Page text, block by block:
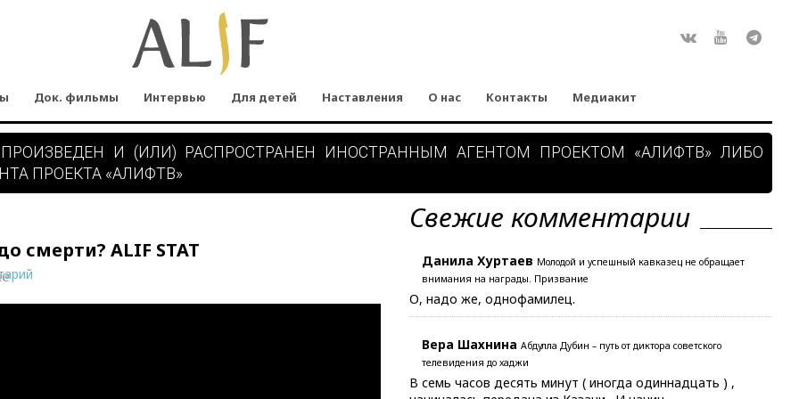
Док. фильмы Интервью Для детей Наставления О нас Контакты Медиакит
И (ИЛИ) РАСПРОСТРАНЕН ИНОСТРАННЫМ АГЕНТОМ ПРОЕКТОМ «АЛИФТВ» ЛИБО
ПРОЕКТА «АЛИФТВ»
смерти? ALIF STAT
Свежие комментарии
Данила Хуртаев Молодой и успешный кавказец не обращает
внимания на награды. Призвание
О, надо же, однофамилец.
Вера Шахнина Абдулла Дубин – путь от диктора советского
телевидения до хаджи
В семь часов десять минут ( иногда одиннадцать ) ,